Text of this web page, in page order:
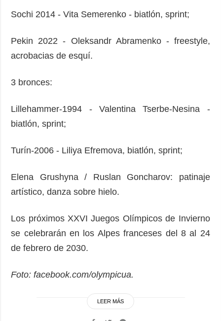
Sochi 2014 - Vita Semerenko - biatlón, sprint;
Pekin 2022 - Oleksandr Abramenko - freestyle,
acrobacias de esquí.
3 bronces:
Lillehammer-1994 - Valentina Tserbe-Nesina -
biatlón, sprint;
Turín-2006 - Liliya Efremova, biatlón, sprint;
Elena Grushyna / Ruslan Goncharov: patinaje
artístico, danza sobre hielo.
Los próximos XXVI Juegos Olímpicos de Invierno
se celebrarán en los Alpes franceses del 8 al 24
de febrero de 2030.
Foto: facebook.com/olympicua.
LEER MÁS